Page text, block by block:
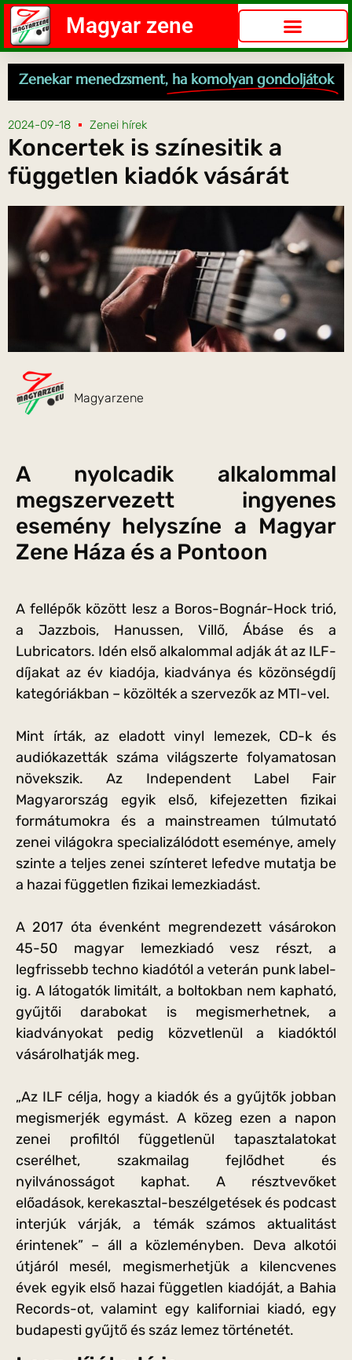
Magyar zene
Zenekar menedzsment, ha komolyan gondoljátok
2024-09-18 Zenei hírek
Koncertek is színesitik a
független kiadók vásárát
Magyarzene
A nyolcadik alkalommal
megszervezett ingyenes
esemény helyszíne a Magyar
Zene Háza és a Pontoon
A fellépők között lesz a Boros-Bognár-Hock trió,
a Jazzbois, Hanussen, Villő, Ábáse és a
Lubricators. Idén első alkalommal adják át az ILF-
díjakat az év kiadója, kiadványa és közönségdíj
kategóriákban – közölték a szervezők az MTI-vel.
Mint írták, az eladott vinyl lemezek, CD-k és
audiókazetták száma világszerte folyamatosan
növekszik. Az Independent Label Fair
Magyarország egyik első, kifejezetten fizikai
formátumokra és a mainstreamen túlmutató
zenei világokra specializálódott eseménye, amely
szinte a teljes zenei színteret lefedve mutatja be
a hazai független fizikai lemezkiadást.
A 2017 óta évenként megrendezett vásárokon
45-50 magyar lemezkiadó vesz részt, a
legfrissebb techno kiadótól a veterán punk label-
ig. A látogatók limitált, a boltokban nem kapható,
gyűjtői darabokat is megismerhetnek, a
kiadványokat pedig közvetlenül a kiadóktól
vásárolhatják meg.
„Az ILF célja, hogy a kiadók és a gyűjtők jobban
megismerjék egymást. A közeg ezen a napon
zenei profiltól függetlenül tapasztalatokat
cserélhet, szakmailag fejlődhet és
nyilvánosságot kaphat. A résztvevőket
előadások, kerekasztal-beszélgetések és podcast
interjúk várják, a témák számos aktualitást
érintenek” – áll a közleményben. Deva alkotói
útjáról mesél, megismerhetjük a kilencvenes
évek egyik első hazai független kiadóját, a Bahia
Records-ot, valamint egy kaliforniai kiadó, egy
budapesti gyűjtő és száz lemez történetét.